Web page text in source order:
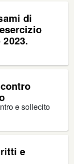
di
e sollecito
e